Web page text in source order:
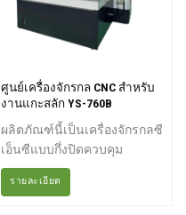
ศูนย์เครื่องจักรกล CNC สำหรับ
งานแกะสลัก YS-760B
ผลิตภัณฑ์นี้เป็นเครื่องจักรกลซี
เอ็นซีแบบกึ่งปิดควบคุม
โดยตรง 3 แกน X, Y, Z สำหรับ
การตัดเฉือนแนวตั้ง มีรางนำ
รายละเอียด